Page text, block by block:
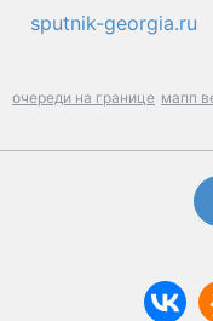
sputnik-georgia.ru
очереди на границе мапп